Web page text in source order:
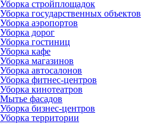
Уборка стройплощадок
Уборка государственных объектов
Уборка аэропортов
Уборка дорог
Уборка гостиниц
Уборка кафе
Уборка магазинов
Уборка автосалонов
Уборка фитнес-центров
Уборка кинотеатров
Мытье фасадов
Уборка бизнес-центров
Уборка территории